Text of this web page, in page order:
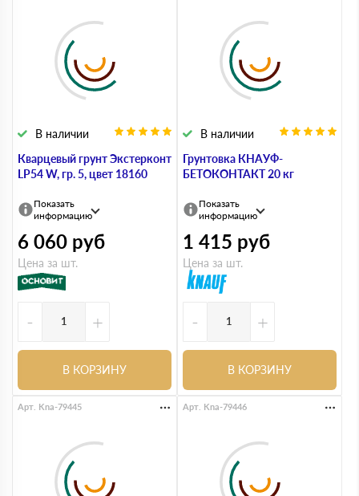
Кварцевый грунт Экстерконт
LP54 W, гр. 5, цвет 18160
В наличии
Показать
информацию
6 060 руб
Цена за шт.
- +
В КОРЗИНУ
Грунтовка КНАУФ-
БЕТОКОНТАКТ 20 кг
В наличии
Показать
информацию
1 415 руб
Цена за шт.
- +
В КОРЗИНУ
Арт. Kna-79445 Арт. Kna-79446